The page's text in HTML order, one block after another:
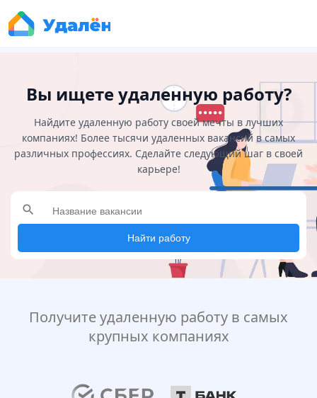
Вы ищете удаленную работу?
Найдите удаленную работу своей мечты в лучших
компаниях! Более тысячи удаленных вакансий в самых
различных профессиях. Сделайте следующий шаг в своей
карьере!
search
Найти работу
Получите удаленную работу в самых
крупных компаниях